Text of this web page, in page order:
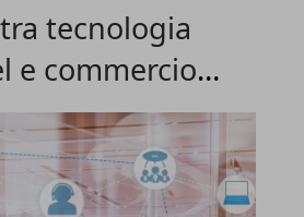
tecnologia
e commercio